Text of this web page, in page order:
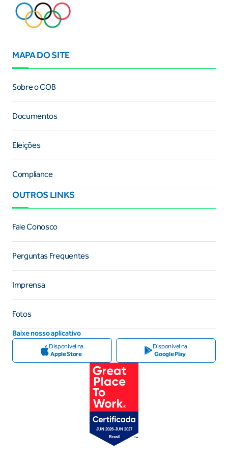
MAPA DO SITE
Sobre o COB
Documentos
Eleições
Compliance
OUTROS LINKS
Fale Conosco
Perguntas Frequentes
Imprensa
Fotos
Baixe nosso aplicativo
Disponível na
Apple Store
Disponível na
Google Play